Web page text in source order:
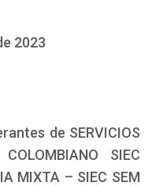
2023
de SERVICIOS
SIEC
MIXTA – SIEC SEM